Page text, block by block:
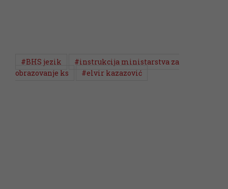
#BHS jezik
#instrukcija ministarstva za
obrazovanje ks
#elvir kazazović